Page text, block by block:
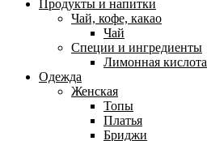
Продукты и напитки
Чай, кофе, какао
Чай
Специи и ингредиенты
Лимонная кислота
Одежда
Женская
Топы
Платья
Бриджи